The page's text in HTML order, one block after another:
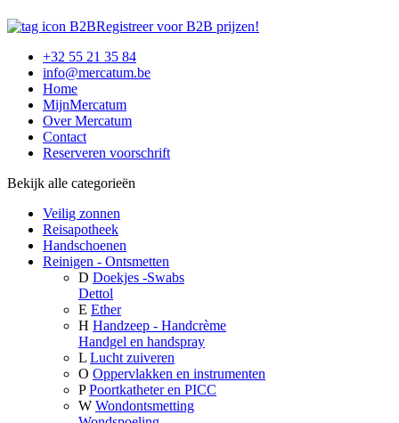
Registreer voor B2B prijzen!
+32 55 21 35 84
info@mercatum.be
Home
MijnMercatum
Over Mercatum
Contact
Reserveren voorschrift
Bekijk alle categorieën
Veilig zonnen
Reisapotheek
Handschoenen
Reinigen - Ontsmetten
D Doekjes -Swabs
Dettol
E Ether
H Handzeep - Handcrème
Handgel en handspray
L Lucht zuiveren
O Oppervlakken en instrumenten
P Poortkatheter en PICC
W Wondontsmetting